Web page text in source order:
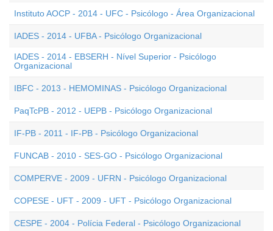
Instituto AOCP - 2014 - UFC - Psicólogo - Área Organizacional
IADES - 2014 - UFBA - Psicólogo Organizacional
IADES - 2014 - EBSERH - Nível Superior - Psicólogo
Organizacional
IBFC - 2013 - HEMOMINAS - Psicólogo Organizacional
PaqTcPB - 2012 - UEPB - Psicólogo Organizacional
IF-PB - 2011 - IF-PB - Psicólogo Organizacional
FUNCAB - 2010 - SES-GO - Psicólogo Organizacional
COMPERVE - 2009 - UFRN - Psicólogo Organizacional
COPESE - UFT - 2009 - UFT - Psicólogo Organizacional
CESPE - 2004 - Polícia Federal - Psicólogo Organizacional